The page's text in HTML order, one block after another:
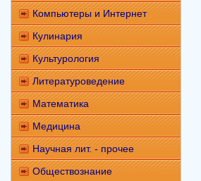
Компьютеры и Интернет
Кулинария
Культурология
Литературоведение
Математика
Медицина
Научная лит. - прочее
Обществознание